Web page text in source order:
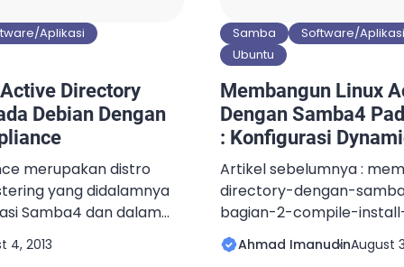
Aplikasi
Directory
Debian Dengan
merupakan distro
yang didalamnya
Samba4 dan dalam
Samba4 Appliance ini
fisik maupun diatas
4, 2013
Samba
Software/Aplikasi
Ubuntu
Membangun Linux
Dengan Samba4
: Konfigurasi
Artikel sebelumnya :
directory-dengan-
bagian-2-compile-
Agar klien Windows
Active Directory, maka
Ahmad ImanudinAugust